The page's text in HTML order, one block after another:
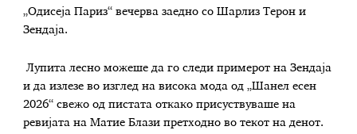
„Одисеја Париз“ вечерва заедно со Шарлиз Терон и
Зендаја.
Лупита лесно можеше да го следи примерот на Зендаја
и да излезе во изглед на висока мода од „Шанел есен
2026“ свежо од пистата откако присуствуваше на
ревијата на Матие Блази претходно во текот на денот.